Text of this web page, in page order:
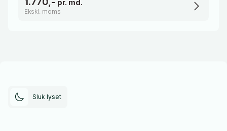
pr. md.
Ekskl. moms
Sluk lyset